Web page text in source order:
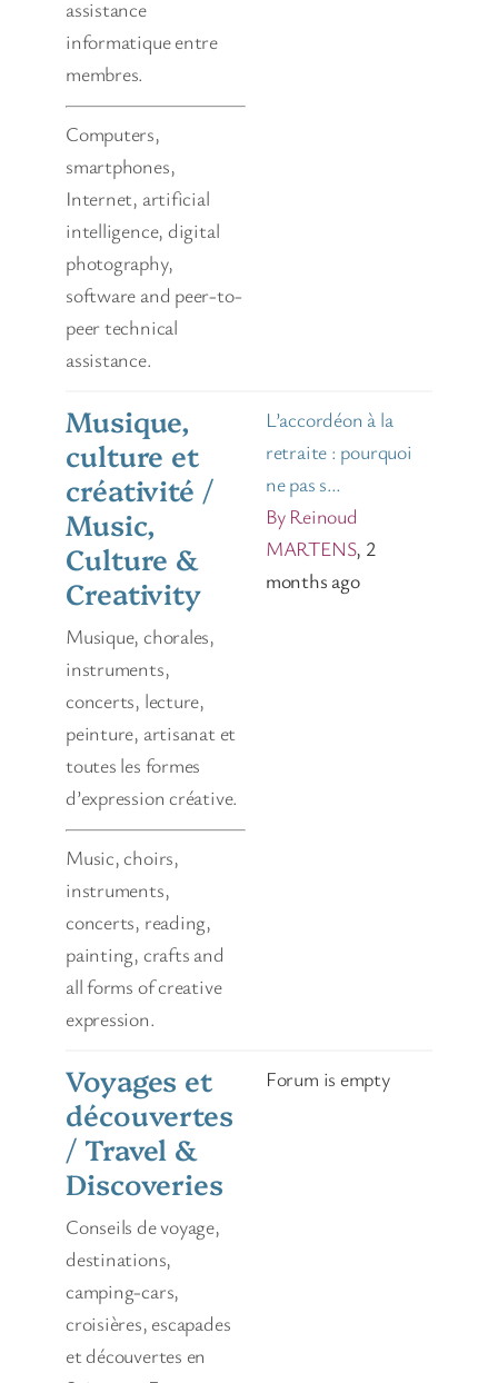
assistance
informatique entre
membres.
Computers,
smartphones,
Internet, artificial
intelligence, digital
photography,
software and peer-to-
peer technical
assistance.
Musique,
culture et
créativité /
Music,
Culture &
Creativity
Musique, chorales,
instruments,
concerts, lecture,
peinture, artisanat et
toutes les formes
d’expression créative.
Music, choirs,
instruments,
concerts, reading,
painting, crafts and
all forms of creative
expression.
L’accordéon à la
retraite : pourquoi
ne pas s…
By Reinoud
MARTENS, 2
months ago
Voyages et
découvertes
/ Travel &
Discoveries
Conseils de voyage,
destinations,
camping-cars,
croisières, escapades
et découvertes en
Forum is empty